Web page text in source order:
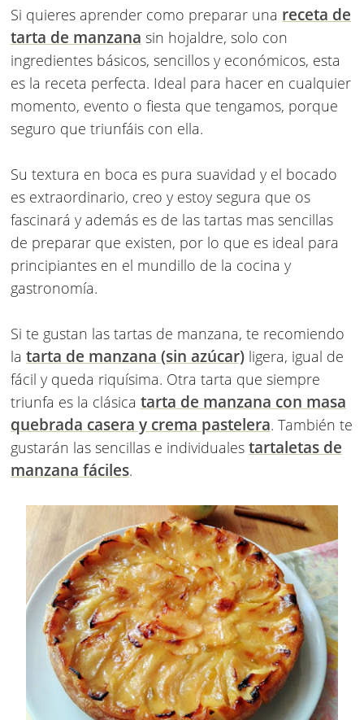
Si quieres aprender como preparar una receta de
tarta de manzana sin hojaldre, solo con
ingredientes básicos, sencillos y económicos, esta
es la receta perfecta. Ideal para hacer en cualquier
momento, evento o fiesta que tengamos, porque
seguro que triunfáis con ella.
Su textura en boca es pura suavidad y el bocado
es extraordinario, creo y estoy segura que os
fascinará y además es de las tartas mas sencillas
de preparar que existen, por lo que es ideal para
principiantes en el mundillo de la cocina y
gastronomía.
Si te gustan las tartas de manzana, te recomiendo
la tarta de manzana (sin azúcar) ligera, igual de
fácil y queda riquísima. Otra tarta que siempre
triunfa es la clásica tarta de manzana con masa
quebrada casera y crema pastelera. También te
gustarán las sencillas e individuales tartaletas de
manzana fáciles.